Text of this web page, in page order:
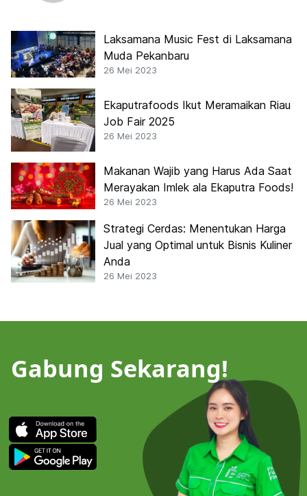
Laksamana Music Fest di Laksamana
Muda Pekanbaru
26 Mei 2023
Ekaputrafoods Ikut Meramaikan Riau
Job Fair 2025
26 Mei 2023
Makanan Wajib yang Harus Ada Saat
Merayakan Imlek ala Ekaputra Foods!
26 Mei 2023
Strategi Cerdas: Menentukan Harga
Jual yang Optimal untuk Bisnis Kuliner
Anda
26 Mei 2023
Gabung Sekarang!